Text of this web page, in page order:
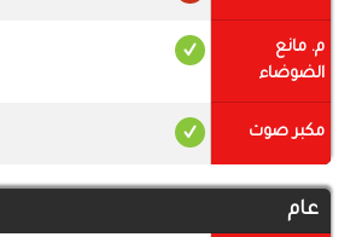
م. مانع
الضوضاء
مكبر صوت
عام